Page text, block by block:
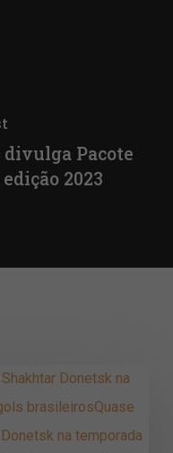
Pacote
2023